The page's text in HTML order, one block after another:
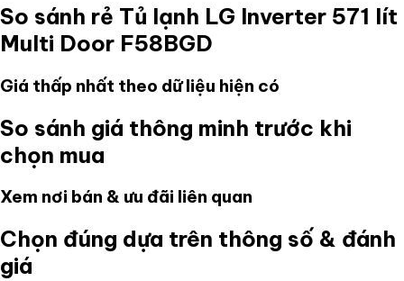
So sánh rẻ Tủ lạnh LG Inverter 571 lít
Multi Door F58BGD
Giá thấp nhất theo dữ liệu hiện có
So sánh giá thông minh trước khi
chọn mua
Xem nơi bán & ưu đãi liên quan
Chọn đúng dựa trên thông số & đánh
giá